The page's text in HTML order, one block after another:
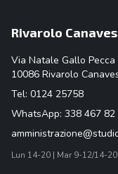
Rivarolo
Via Natale Gallo Pecca
10086 Rivarolo
Tel: 0124 25758
WhatsApp: 338 467 82
Lun 14-20 | Mar 9-12/14-